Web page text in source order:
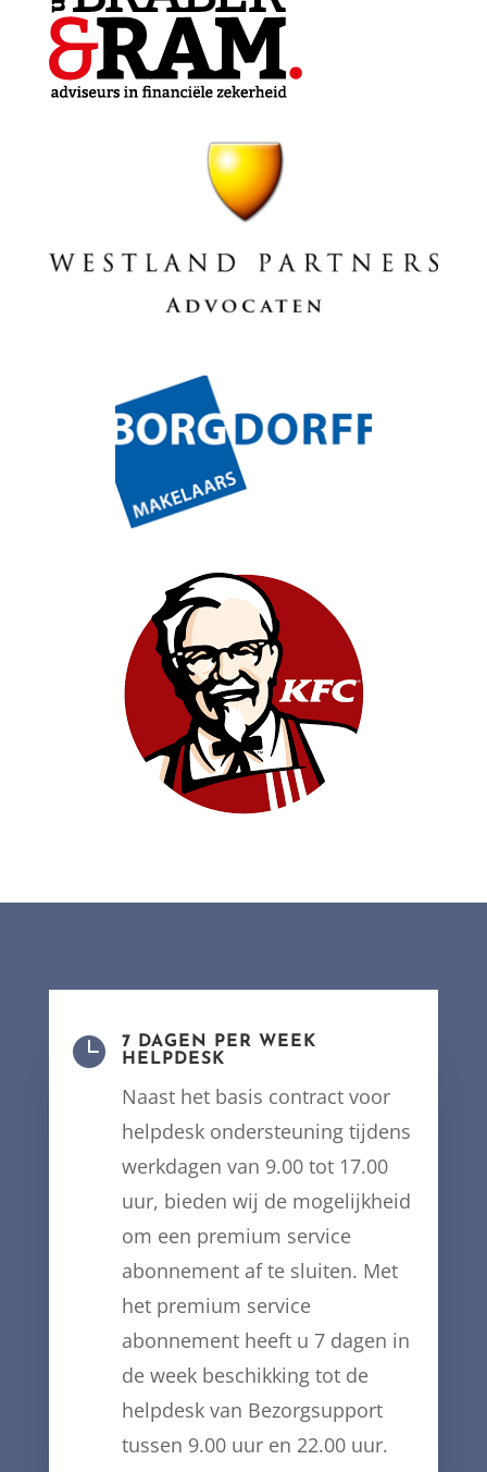

7 DAGEN PER WEEK
HELPDESK
Naast het basis contract voor
helpdesk ondersteuning tijdens
werkdagen van 9.00 tot 17.00
uur, bieden wij de mogelijkheid
om een premium service
abonnement af te sluiten. Met
het premium service
abonnement heeft u 7 dagen in
de week beschikking tot de
helpdesk van Bezorgsupport
tussen 9.00 uur en 22.00 uur.